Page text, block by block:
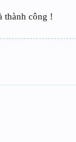
thành công !​